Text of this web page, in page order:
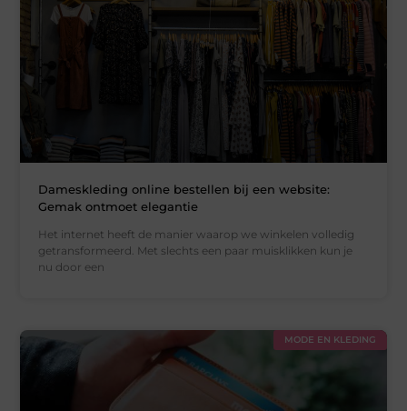
Dameskleding online bestellen bij een website:
Gemak ontmoet elegantie
Het internet heeft de manier waarop we winkelen volledig
getransformeerd. Met slechts een paar muisklikken kun je
nu door een
MODE EN KLEDING